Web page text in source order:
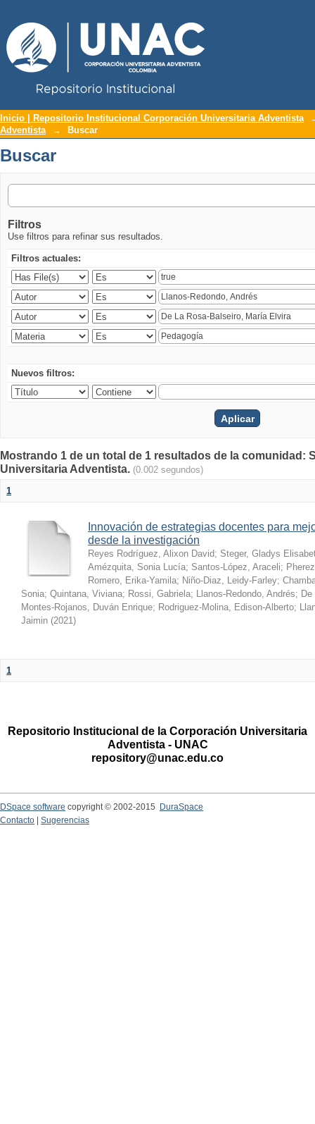
Buscar
Inicio | Repositorio Institucional Corporación Universitaria Adventista
Adventista
→ Buscar
Buscar
Filtros
Use filtros para refinar sus resultados.
Filtros actuales:
Nuevos filtros:
Mostrando 1 de un total de 1 resultados de la comunidad:
Universitaria Adventista. (0.002 segundos)
1
Innovación de estrategias docentes para
desde la investigación
Reyes Rodríguez, Alixon David; Steger, Gladys
Amézquita, Sonia Lucía; Santos-López, Araceli;
Romero, Erika-Yamila; Niño-Diaz, Leidy-Farley;
Sonia; Quintana, Viviana; Rossi, Gabriela; Llanos-Redondo, Andrés;
Montes-Rojanos, Duván Enrique; Rodriguez-Molina, Edison-Alberto;
Jaimin (2021)
1
Repositorio Institucional de la Corporación Universitaria
Adventista - UNAC
repository@unac.edu.co
DSpace software copyright © 2002-2015
DuraSpace
Contacto
Sugerencias